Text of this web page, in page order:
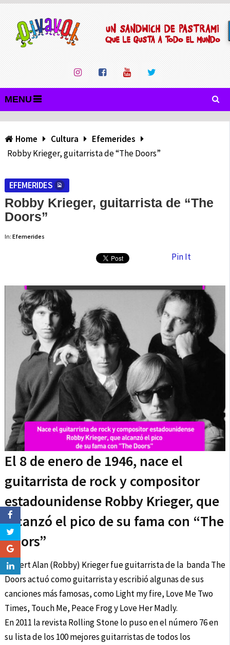
MENU
Home Cultura
Efemerides
Robby Krieger, guitarrista de “The Doors”
EFEMERIDES
Robby Krieger, guitarrista de “The
Doors”
In: Efemerides
Pin It
El 8 de enero de 1946, nace el
guitarrista de rock y compositor
estadounidense Robby Krieger, que
alcanzó el pico de su fama con “The
Doors”
Robert Alan (Robby) Krieger fue guitarrista de la banda The
Doors actuó como guitarrista y escribió algunas de sus
canciones más famosas, como Light my fire, Love Me Two
Times, Touch Me, Peace Frog y Love Her Madly.
En 2011 la revista Rolling Stone lo puso en el número 76 en
su lista de los 100 mejores guitarristas de todos los